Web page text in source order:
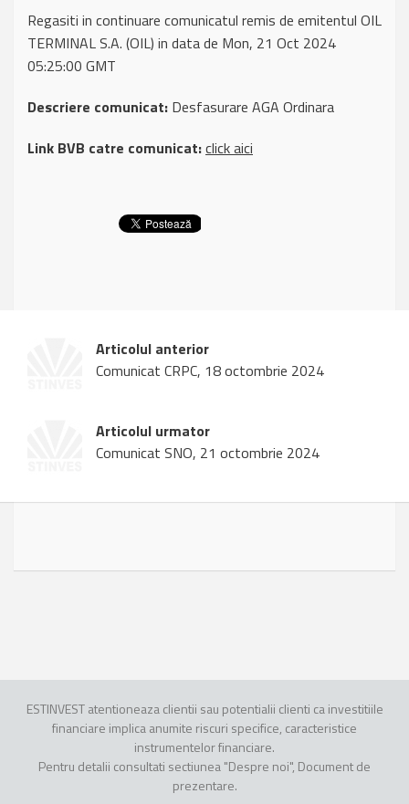
Regasiti in continuare comunicatul remis de emitentul OIL
TERMINAL S.A. (OIL) in data de Mon, 21 Oct 2024
05:25:00 GMT
Descriere comunicat: Desfasurare AGA Ordinara
Link BVB catre comunicat:click aici
Articolul anterior
Comunicat CRPC, 18 octombrie 2024
Articolul urmator
Comunicat SNO, 21 octombrie 2024
ESTINVEST atentioneaza clientii sau potentialii clienti ca investitiile
financiare implica anumite riscuri specifice, caracteristice
instrumentelor financiare.
Pentru detalii consultati sectiunea "Despre noi", Document de
prezentare.